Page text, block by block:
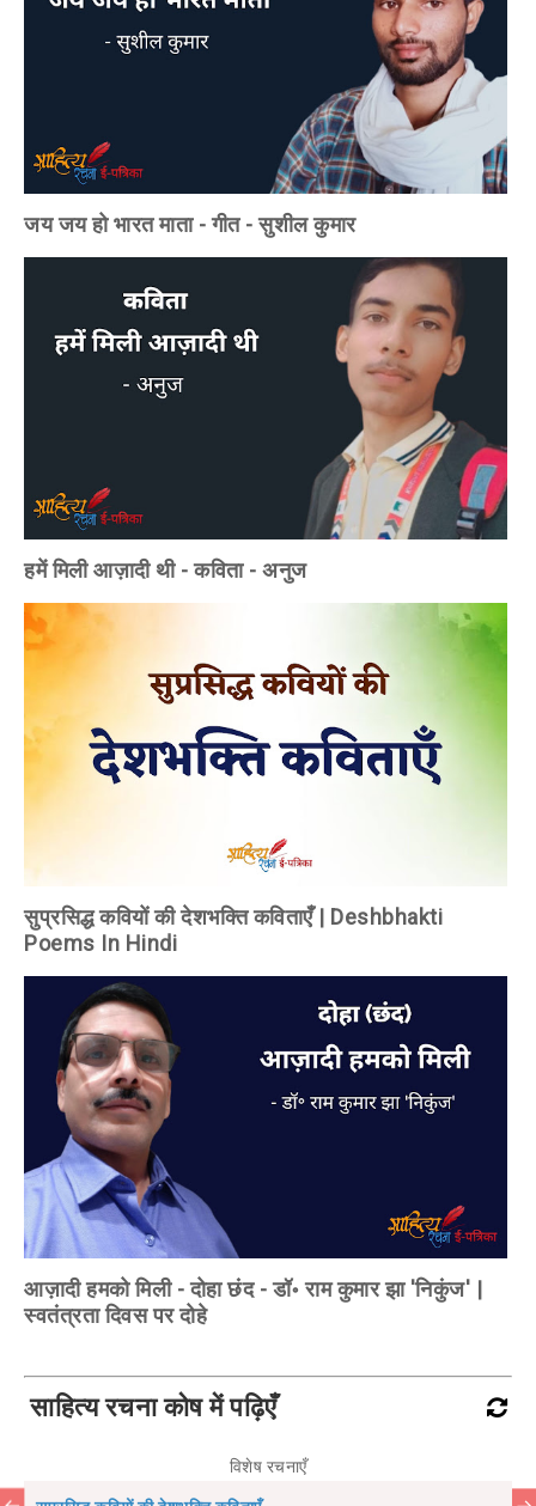
जय जय हो भारत माता - गीत - सुशील कुमार
हमें मिली आज़ादी थी - कविता - अनुज
सुप्रसिद्ध कवियों की देशभक्ति कविताएँ | Deshbhakti
Poems In Hindi
आज़ादी हमको मिली - दोहा छंद - डॉ॰ राम कुमार झा 'निकुंज' |
स्वतंत्रता दिवस पर दोहे
साहित्य रचना कोष में पढ़िएँ
विशेष रचनाएँ